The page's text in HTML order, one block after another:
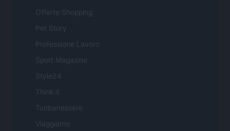
Offerte Shopping
Pet Story
Professione Lavoro
Sport Magazine
Style24
Think.it
Tuobenessere
Viaggiamo